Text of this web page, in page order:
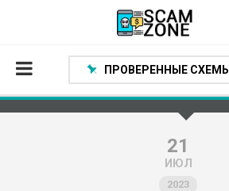
Проверенные способы заработка
ПРОВЕРЕННЫЕ СХЕМЫ
21
ИЮЛ
2023